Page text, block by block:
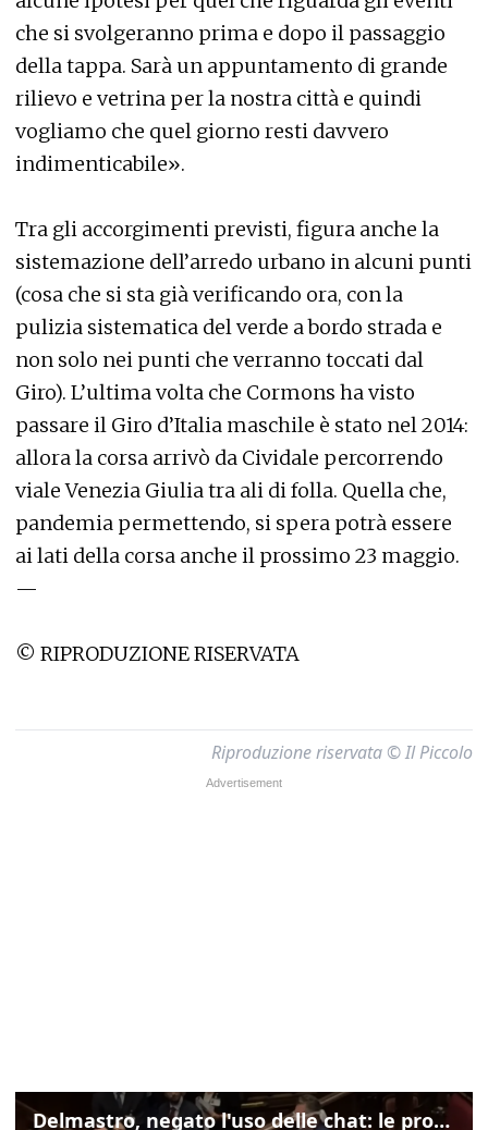
che si svolgeranno prima e dopo il passaggio
della tappa. Sarà un appuntamento di grande
rilievo e vetrina per la nostra città e quindi
vogliamo che quel giorno resti davvero
indimenticabile».
Tra gli accorgimenti previsti, figura anche la
sistemazione dell’arredo urbano in alcuni punti
(cosa che si sta già verificando ora, con la
pulizia sistematica del verde a bordo strada e
non solo nei punti che verranno toccati dal
Giro). L’ultima volta che Cormons ha visto
passare il Giro d’Italia maschile è stato nel 2014:
allora la corsa arrivò da Cividale percorrendo
viale Venezia Giulia tra ali di folla. Quella che,
pandemia permettendo, si spera potrà essere
ai lati della corsa anche il prossimo 23 maggio.
—
© RIPRODUZIONE RISERVATA
Riproduzione riservata © Il Piccolo
Delmastro, negato l'uso delle chat: le proteste di Avs e M5s